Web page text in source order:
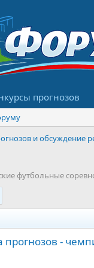
прогнозов
футбольные
прогнозов -